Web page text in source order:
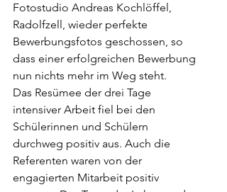
Fotostudio Andreas Kochlöffel,
Radolfzell, wieder perfekte
Bewerbungsfotos geschossen, so
dass einer erfolgreichen Bewerbung
nun nichts mehr im Weg steht.
Das Resümee der drei Tage
intensiver Arbeit fiel bei den
Schülerinnen und Schülern
durchweg positiv aus. Auch die
Referenten waren von der
engagierten Mitarbeit positiv